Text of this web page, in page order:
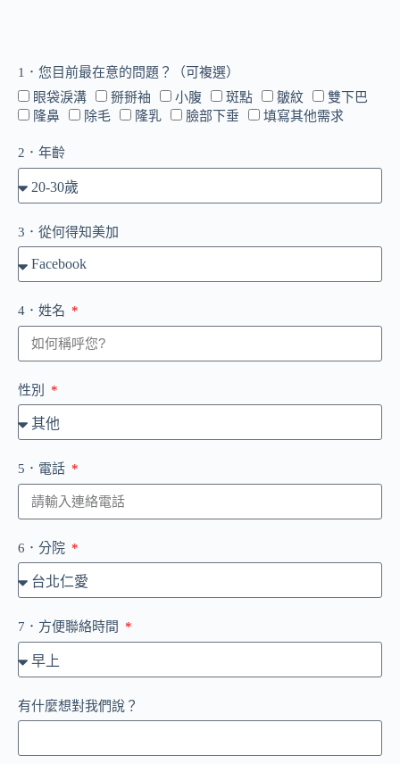
1．您目前最在意的問題？（可複選）
眼袋淚溝
掰掰袖 小腹 斑點 皺紋
雙下巴
隆鼻
除毛 隆乳 臉部下垂 填寫其他需求
2．年齡
3．從何得知美加
4．姓名
性別
5．電話
6．分院
7．方便聯絡時間
有什麼想對我們說？